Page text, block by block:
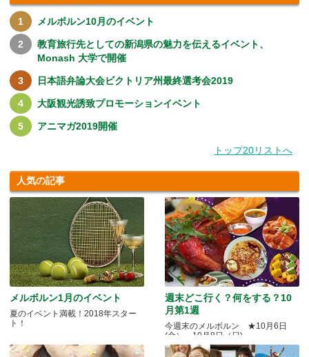
メルボルン10月のイベント
教育旅行先としての新潟県の魅力を伝えるイベント、
Monash 大学で開催
日本語弁論大会ビクトリア州最終選考会2019
大阪観光誘致プロモーションイベント
アニマガ2019開催
トップ20リストへ
人気の記事
メルボルン1月のイベント
夏のイベント満載！2018年スター
ト！
週末どこ行く？何をする？10
月第1週
今週末のメルボルン ★10月6日
(金）～10月8日（日)